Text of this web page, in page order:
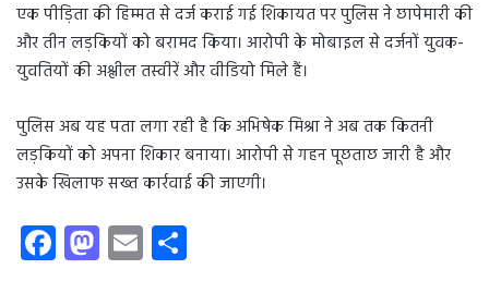
एक पीड़िता की हिम्मत से दर्ज कराई गई शिकायत पर पुलिस ने छापेमारी की
और तीन लड़कियों को बरामद किया। आरोपी के मोबाइल से दर्जनों युवक-
युवतियों की अश्लील तस्वीरें और वीडियो मिले हैं।
पुलिस अब यह पता लगा रही है कि अभिषेक मिश्रा ने अब तक कितनी
लड़कियों को अपना शिकार बनाया। आरोपी से गहन पूछताछ जारी है और
उसके खिलाफ सख्त कार्रवाई की जाएगी।
Fa
ce
M
as
E
m